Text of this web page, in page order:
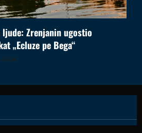
ljude: Zrenjanin ugostio
„Ecluze pe Bega“